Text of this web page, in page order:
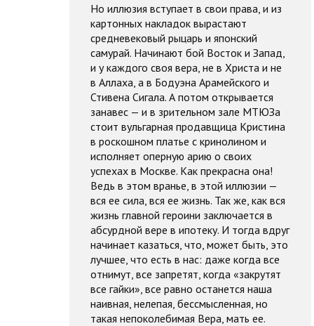
Но иллюзия вступает в свои права, и из
картонных накладок вырастают
средневековый рыцарь и японский
самурай. Начинают бой Восток и Запад,
и у каждого своя вера, не в Христа и не
в Аллаха, а в Бодуэна Арамейского и
Стивена Сигала. А потом открывается
занавес — и в зрительном зале МТЮЗа
стоит вульгарная продавщица Кристина
в роскошном платье с кринолином и
исполняет оперную арию о своих
успехах в Москве. Как прекрасна она!
Ведь в этом вранье, в этой иллюзии —
вся ее сила, вся ее жизнь. Так же, как вся
жизнь главной героини заключается в
абсурдной вере в ипотеку. И тогда вдруг
начинает казаться, что, может быть, это
лучшее, что есть в нас: даже когда все
отнимут, все запретят, когда «закрутят
все гайки», все равно останется наша
наивная, нелепая, бессмысленная, но
такая непоколебимая Вера, мать ее.